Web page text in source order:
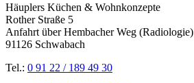
Häuplers Küchen & Wohnkonzepte
Rother Straße 5
Anfahrt über Hembacher Weg (Radiologie)
91126 Schwabach
Tel.: 0 91 22 / 189 49 30